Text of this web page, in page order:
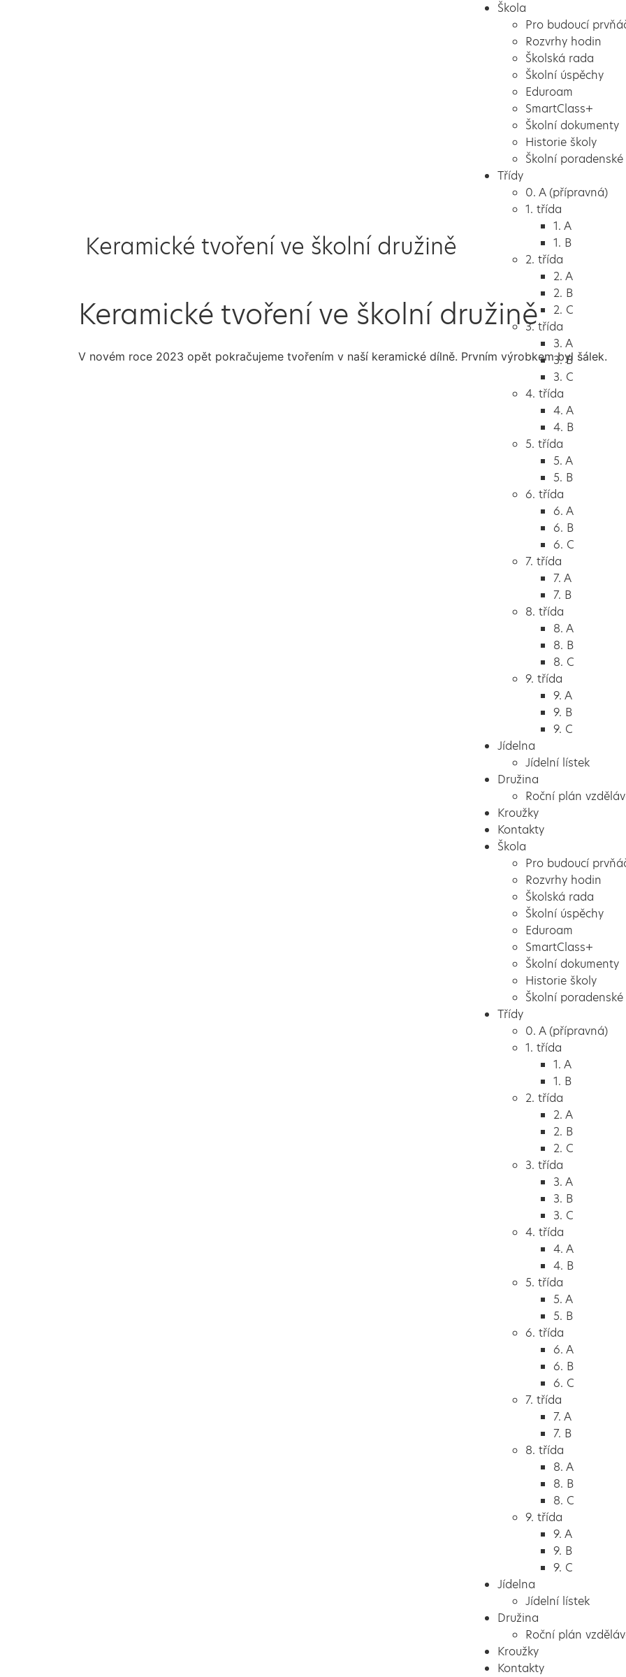
Škola
Pro budoucí
Rozvrhy hodin
Školská rada
Školní úspěchy
Eduroam
SmartClass+
Školní dokumenty
Historie školy
Školní
Třídy
0. A (přípravná)
1. třída
1. A
1. B
2. třída
2. A
2. B
2. C
3. třída
3. A
3. B
3. C
4. třída
4. A
4. B
5. třída
5. A
5. B
6. třída
6. A
6. B
6. C
7. třída
7. A
7. B
8. třída
8. A
8. B
8. C
9. třída
9. A
9. B
9. C
Jídelna
Jídelní lístek
Družina
Roční plán
Kroužky
Kontakty
Škola
Pro budoucí
Rozvrhy hodin
Školská rada
Školní úspěchy
Eduroam
SmartClass+
Školní dokumenty
Historie školy
Školní
Třídy
0. A (přípravná)
1. třída
1. A
1. B
2. třída
2. A
2. B
2. C
3. třída
3. A
3. B
3. C
4. třída
4. A
4. B
5. třída
5. A
5. B
6. třída
6. A
6. B
6. C
7. třída
7. A
7. B
8. třída
8. A
8. B
8. C
9. třída
9. A
9. B
9. C
Jídelna
Jídelní lístek
Družina
Roční plán
Kroužky
Kontakty
Keramické tvoření ve školní družině
Keramické tvoření ve školní družině
V novém roce 2023 opět pokračujeme tvořením v naší keramické dílně. Prvním výrobkem byl šálek.